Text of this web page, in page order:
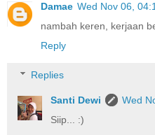
Damae Wed Nov 06,
nambah keren, kerjaan
Reply
Replies
Santi Dewi
Wed
Siip... :)